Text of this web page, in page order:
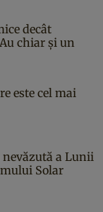
decât
chiar și un
este cel mai
nevăzută a Lunii
Solar